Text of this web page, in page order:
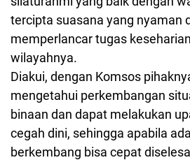
tercipta suasana yang nyaman
memperlancar tugas
wilayahnya.
Diakui, dengan Komsos
mengetahui perkembangan
binaan dan dapat melakukan
cegah dini, sehingga apabila
berkembang bisa cepat